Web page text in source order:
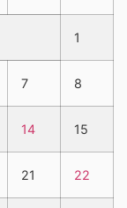
1
7 8
14 15
21 22